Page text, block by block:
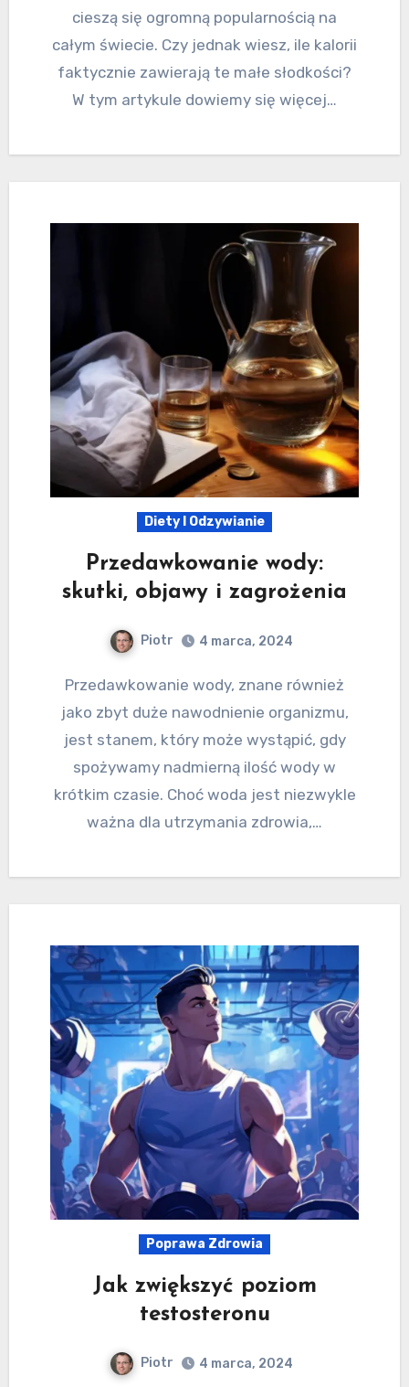
cieszą się ogromną popularnością na
całym świecie. Czy jednak wiesz, ile kalorii
faktycznie zawierają te małe słodkości?
W tym artykule dowiemy się więcej…
Diety I Odzywianie
Przedawkowanie wody:
skutki, objawy i zagrożenia
Piotr 4 marca, 2024
Przedawkowanie wody, znane również
jako zbyt duże nawodnienie organizmu,
jest stanem, który może wystąpić, gdy
spożywamy nadmierną ilość wody w
krótkim czasie. Choć woda jest niezwykle
ważna dla utrzymania zdrowia,…
Poprawa Zdrowia
Jak zwiększyć poziom
testosteronu
Piotr 4 marca, 2024